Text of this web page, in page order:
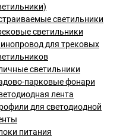
светильники
светильники
для трековых
светильники
парковые фонари
лента
для светодиодной
питания